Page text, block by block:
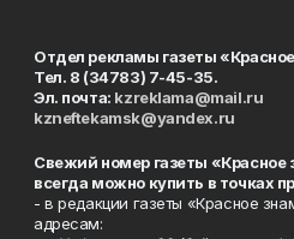
Отдел рекламы газеты
Тел. 8 (34783) 7-45-35.
Эл. почта: kzreklama@mail.ru
kzneftekamsk@yandex.ru
Свежий номер газеты
всегда можно купить в точках
- в редакции газеты «Красное
адресам: